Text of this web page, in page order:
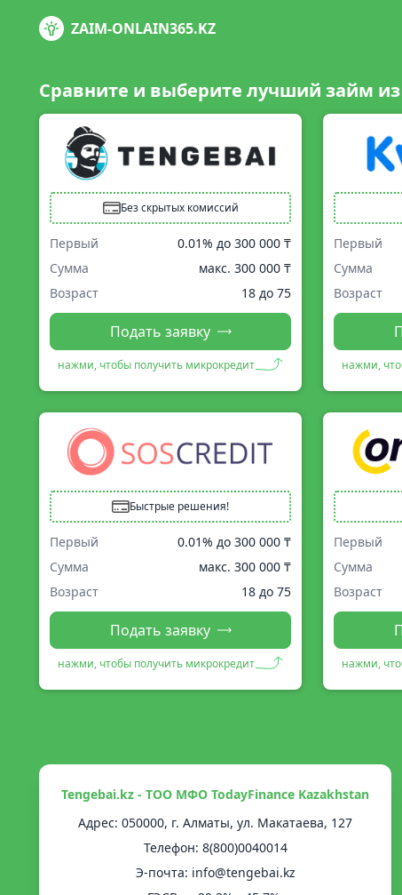
ZAIM-ONLAIN365.KZ
Сравните и выберите лучший займ из
Без скрытых комиссий
Первый 0.01% до 300 000 ₸
Сумма
макс. 300 000 ₸
Возраст
18 до 75
Подать заявку
нажми, чтобы получить микрокредит
Первый
Сумма
Возраст
нажми,
Быстрые решения!
Первый 0.01% до 300 000 ₸
Сумма
макс. 300 000 ₸
Возраст
18 до 75
Подать заявку
нажми, чтобы получить микрокредит
Первый
Сумма
Возраст
нажми,
Tengebai.kz - ТОО МФО TodayFinance Kazakhstan
Адрес: 050000, г. Алматы, ул. Макатаева, 127
Телефон: 8(800)0040014
Э-почта: info@tengebai.kz